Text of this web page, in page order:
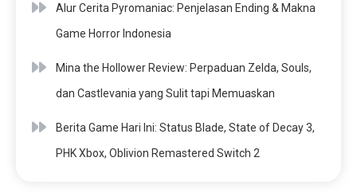
Alur Cerita Pyromaniac: Penjelasan Ending & Makna
Game Horror Indonesia
Mina the Hollower Review: Perpaduan Zelda, Souls,
dan Castlevania yang Sulit tapi Memuaskan
Berita Game Hari Ini: Status Blade, State of Decay 3,
PHK Xbox, Oblivion Remastered Switch 2